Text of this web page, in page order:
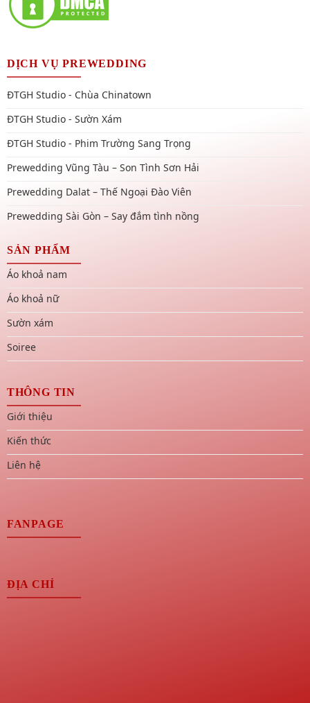
DỊCH VỤ PREWEDDING
ĐTGH Studio - Chùa Chinatown
ĐTGH Studio - Sườn Xám
ĐTGH Studio - Phim Trường Sang Trọng
Prewedding Vũng Tàu – Son Tình Sơn Hải
Prewedding Dalat – Thế Ngoại Đào Viên
Prewedding Sài Gòn – Say đắm tình nồng
SẢN PHẨM
Áo khoả nam
Áo khoả nữ
Sườn xám
Soiree
THÔNG TIN
Giới thiệu
Kiến thức
Liên hệ
FANPAGE
ĐỊA CHỈ